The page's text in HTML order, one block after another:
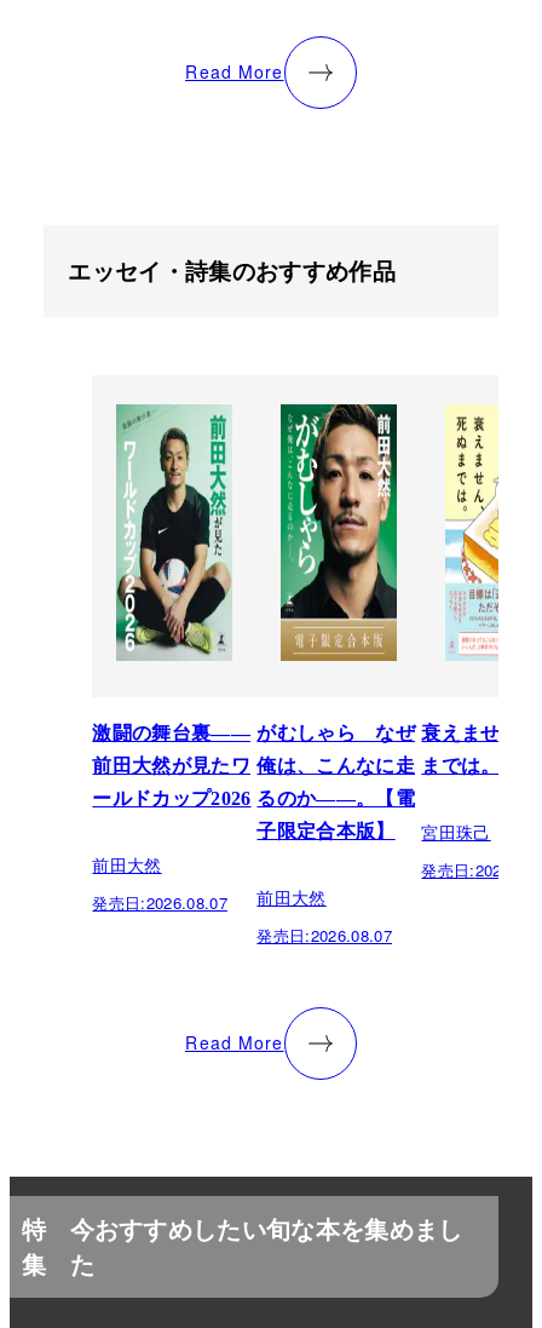
Read More
エッセイ・詩集のおすすめ作品
激闘の舞台裏――
前田大然が見たワ
ールドカップ2026
前田大然
発売日:2026.08.07
がむしゃら なぜ
俺は、こんなに走
るのか——。【電
子限定合本版】
前田大然
発売日:2026.08.07
衰えません
までは。
宮田珠己
発売日:
Read More
特
集
今おすすめしたい旬な本を集めまし
た